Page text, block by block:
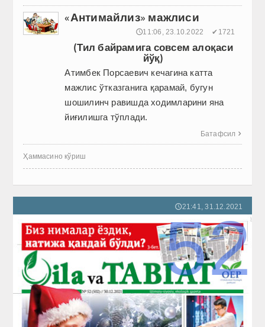
«Антимайлиз» мажлиси
🕔11:06, 23.10.2022 ✔1721
(Тил байрамига совсем алоқаси
йўқ)
Атимбек Порсаевич кечагина катта
мажлис ўтказганига қарамай, бугун
шошилинч равишда ходимларини яна
йиғилишга тўплади.
Батафсил 
Ҳаммасино кўриш
🕔21:41, 31.12.2021
52